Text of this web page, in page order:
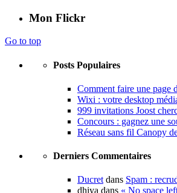
Mon Flickr
Go to top
Posts Populaires
Comment faire une page
Wixi : votre desktop
999 invitations Joost
Concours : gagnez une
Réseau sans fil Canopy
Derniers Commentaires
Ducretdans Spam :
dhiya dans « No space